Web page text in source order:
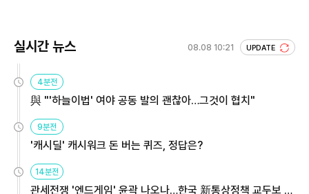
실시간 뉴스 08.08 10:21 UPDATE
4분전
與 "'하늘이법' 여야 공동 발의 괜찮아…그것이 협치"
9분전
'캐시딜' 캐시워크 돈 버는 퀴즈, 정답은?
14분전
관세전쟁 '엔드게임' 윤곽 나오나…한국 新통상정책 교두보 활